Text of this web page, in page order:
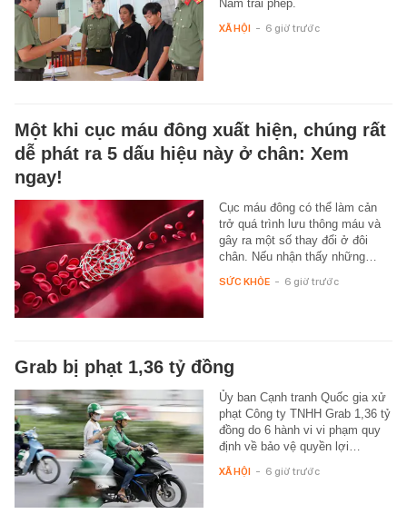
Nam trái phép.
XÃ HỘI - 6 giờ trước
Một khi cục máu đông xuất hiện, chúng rất
dễ phát ra 5 dấu hiệu này ở chân: Xem
ngay!
Cục máu đông có thể làm cản
trở quá trình lưu thông máu và
gây ra một số thay đổi ở đôi
chân. Nếu nhận thấy những…
SỨC KHỎE - 6 giờ trước
Grab bị phạt 1,36 tỷ đồng
Ủy ban Cạnh tranh Quốc gia xử
phạt Công ty TNHH Grab 1,36 tỷ
đồng do 6 hành vi vi phạm quy
định về bảo vệ quyền lợi…
XÃ HỘI - 6 giờ trước